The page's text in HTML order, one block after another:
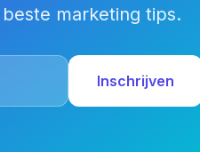
marketing tips.
Inschrijven